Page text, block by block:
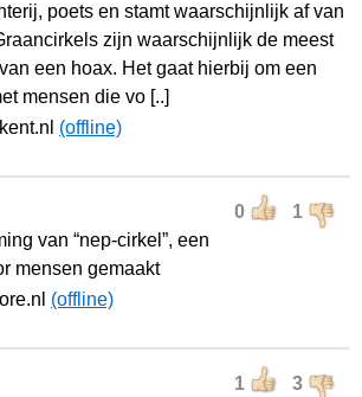
poets en stamt waarschijnlijk af van
zijn waarschijnlijk de meest
een hoax. Het gaat hierbij om een
mensen die vo [..]
(offline)
0 1
van “nep-cirkel”, een
mensen gemaakt
(offline)
1 3